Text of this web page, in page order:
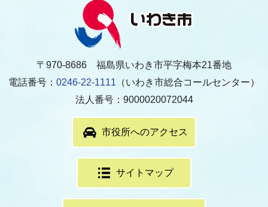
〒970-8686 福島県いわき市平字梅本21番地
電話番号： 0246-22-1111 （いわき市総合コールセンター）
法人番号：9000020072044
市役所へのアクセス
サイトマップ